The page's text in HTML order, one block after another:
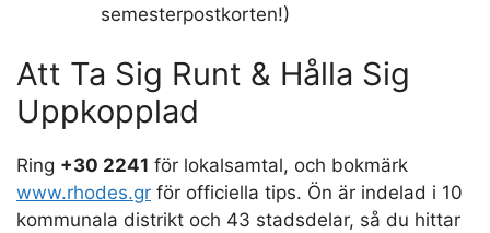
semesterpostkorten!)
Att Ta Sig Runt & Hålla Sig
Uppkopplad
Ring +30 2241 för lokalsamtal, och bokmärk
www.rhodes.gr för officiella tips. Ön är indelad i 10
kommunala distrikt och 43 stadsdelar, så du hittar